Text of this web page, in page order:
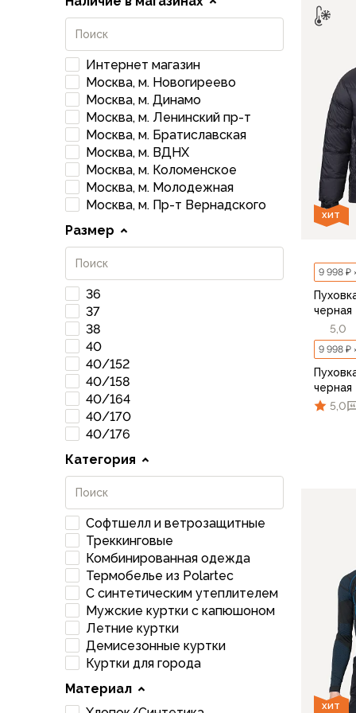
Флисовые куртки
Беговые и спортивные
Пончо и дождевики
Пуховые куртки
Куртки с синтетическим утеплителем
Жилеты
Брюки
Мембранные брюки
Брюки софтшелл и ветрозащита
Брюки с синтетическим утеплителем
Флисовые брюки
Беговые и спортивные
Шорты
Термобелье
Термофутболки
Термолеггинсы
Термотрусы
Толстовки, худи
Футболки
Нижнее белье
Обувь
Мужская обувь
Ботинки
Утепленные
Неутепленные
Полуботинки
Кроссовки
Трейловые кроссовки
Повседневные кроссовки
Кроссовки треккинговые
Сапоги
Зимние
Демисезонные
Болотные сапоги, забродники
Вкладыши
Сандалии
Гамаши, бахилы
Интернет магазин
Москва, м. Новогиреево
Москва, м. Динамо
Москва, м. Ленинский пр-т
Москва, м. Братиславская
Москва, м. ВДНХ
Москва, м. Коломенское
Москва, м. Молодежная
Москва, м. Пр-т Вернадского
Размер
36
37
38
40
40/152
40/158
40/164
40/170
40/176
Категория
Софтшелл и ветрозащитные
Треккинговые
Комбинированная одежда
Термобелье из Polartec
С синтетическим утеплителем
Мужские куртки с капюшоном
Летние куртки
Демисезонные куртки
Куртки для города
Материал
ХИТ
9 998 ₽
черная
5,0
9 998 ₽
черная
5,0
ХИТ